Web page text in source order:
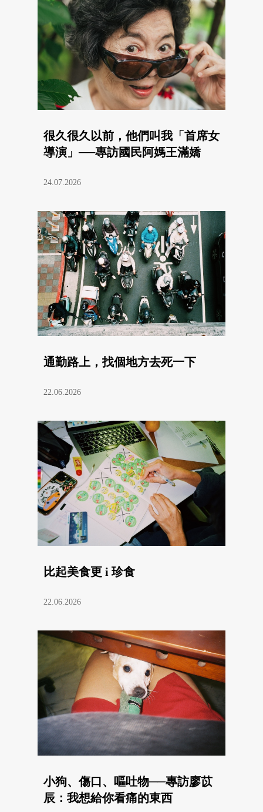
很久很久以前，他們叫我「首席女
導演」──專訪國民阿媽王滿嬌
24.07.2026
通勤路上，找個地方去死一下
22.06.2026
比起美食更 i 珍食
22.06.2026
小狗、傷口、嘔吐物──專訪廖苡
辰：我想給你看痛的東西